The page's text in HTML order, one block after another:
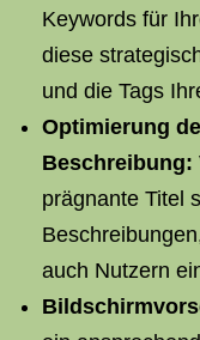
Keywords für
diese
und die Tags
Optimierung
Beschreibung:
prägnante Titel
auch Nutzern